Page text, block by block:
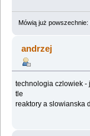
Mówią już powszechnie:
andrzej
technologia czlowiek -
tle
reaktory a slowianska